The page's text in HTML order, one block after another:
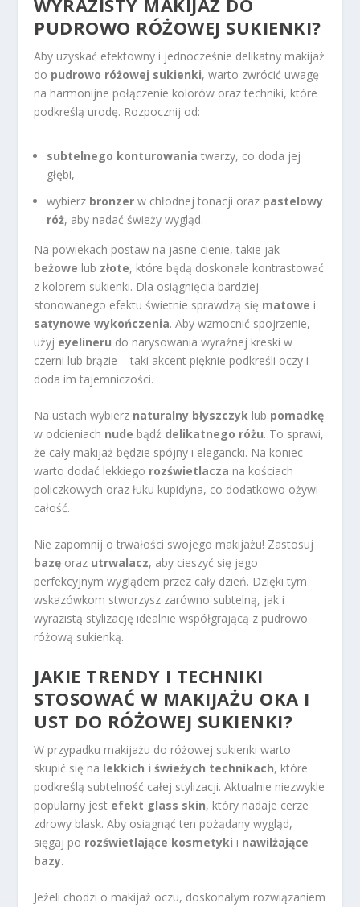
PUDROWO RÓŻOWEJ SUKIENKI?
Aby uzyskać efektowny i jednocześnie delikatny makijaż
do pudrowo różowej sukienki, warto zwrócić uwagę
na harmonijne połączenie kolorów oraz techniki, które
podkreślą urodę. Rozpocznij od:
subtelnego konturowania twarzy, co doda jej
głębi,
wybierz bronzer w chłodnej tonacji oraz pastelowy
róż, aby nadać świeży wygląd.
Na powiekach postaw na jasne cienie, takie jak
beżowe lub złote, które będą doskonale kontrastować
z kolorem sukienki. Dla osiągnięcia bardziej
stonowanego efektu świetnie sprawdzą się matowe i
satynowe wykończenia. Aby wzmocnić spojrzenie,
użyj eyelineru do narysowania wyraźnej kreski w
czerni lub brązie – taki akcent pięknie podkreśli oczy i
doda im tajemniczości.
Na ustach wybierz naturalny błyszczyk lub pomadkę
w odcieniach nude bądź delikatnego różu. To sprawi,
że cały makijaż będzie spójny i elegancki. Na koniec
warto dodać lekkiego rozświetlacza na kościach
policzkowych oraz łuku kupidyna, co dodatkowo ożywi
całość.
Nie zapomnij o trwałości swojego makijażu! Zastosuj
bazę oraz utrwalacz, aby cieszyć się jego
perfekcyjnym wyglądem przez cały dzień. Dzięki tym
wskazówkom stworzysz zarówno subtelną, jak i
wyrazistą stylizację idealnie współgrającą z pudrowo
różową sukienką.
JAKIE TRENDY I TECHNIKI
STOSOWAĆ W MAKIJAŻU OKA I
UST DO RÓŻOWEJ SUKIENKI?
W przypadku makijażu do różowej sukienki warto
skupić się na lekkich i świeżych technikach, które
podkreślą subtelność całej stylizacji. Aktualnie niezwykle
popularny jest efekt glass skin, który nadaje cerze
zdrowy blask. Aby osiągnąć ten pożądany wygląd,
sięgaj po rozświetlające kosmetyki i nawilżające
bazy.
Jeżeli chodzi o makijaż oczu, doskonałym rozwiązaniem